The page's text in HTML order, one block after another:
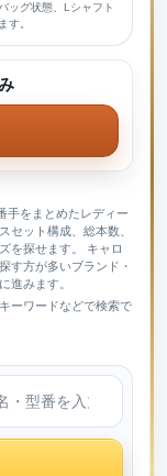
手をまとめたレディー
セット構成、総本数、
を探せます。 キャロ
す方が多いブランド・
進みます。
ーワードなどで検索で
ッグ状態、Lシャフト
す。